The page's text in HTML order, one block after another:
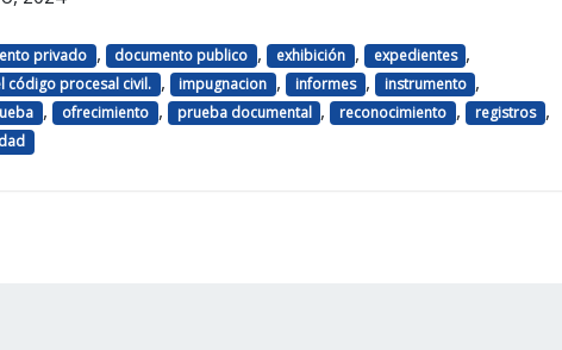
privado , documento publico , exhibición , expedientes ,
código procesal civil. , impugnacion , informes , instrumento ,
, ofrecimiento , prueba documental , reconocimiento , registros ,